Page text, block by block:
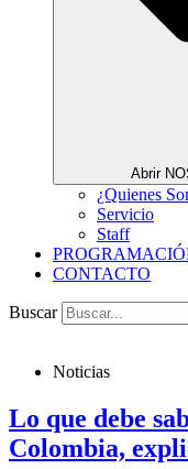
Abrir
¿Quienes
Servicio
Staff
CONTACTO
Buscar
Noticias
Lo que debe
Colombia,